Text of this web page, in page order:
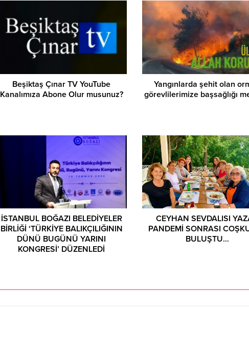
Beşiktaş Çınar TV YouTube
Kanalımıza Abone Olur musunuz?
Yangınlarda şehit olan
görevlilerimize başsağlığı
İSTANBUL BOĞAZI BELEDİYELER
BİRLİĞİ ‘TÜRKİYE BALIKÇILIĞININ
DÜNÜ BUGÜNÜ YARINI
KONGRESİ’ DÜZENLEDİ
CEYHAN SEVDALISI
PANDEMİ SONRASI
BULUŞTU…